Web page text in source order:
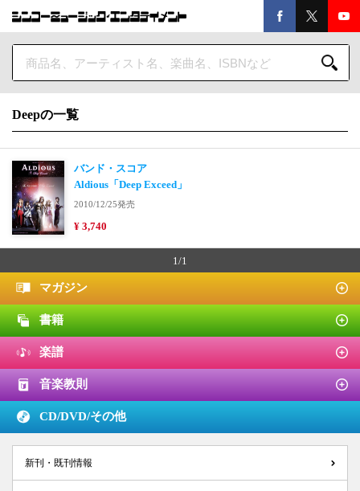
Deepの一覧
バンド・スコア
Aldious「Deep Exceed」
2010/12/25発売
¥ 3,740
1/1
マガジン
書籍
楽譜
音楽教則
CD/DVD/その他
新刊・既刊情報